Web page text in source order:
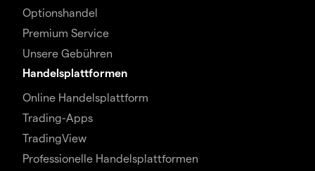
Optionshandel
Premium Service
Unsere Gebühren
Handelsplattformen
Online Handelsplattform
Trading-Apps
TradingView
Professionelle Handelsplattformen